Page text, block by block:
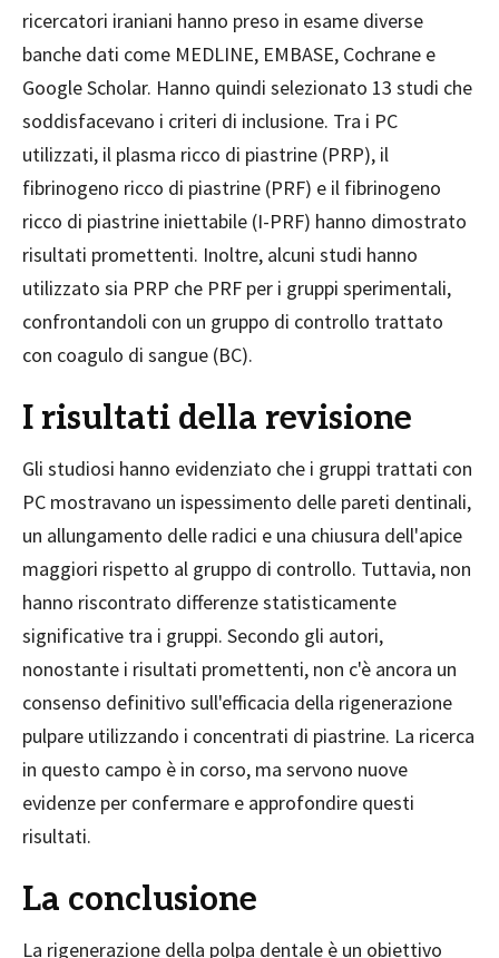
ricercatori iraniani hanno preso in esame diverse
banche dati come MEDLINE, EMBASE, Cochrane e
Google Scholar. Hanno quindi selezionato 13 studi che
soddisfacevano i criteri di inclusione. Tra i PC
utilizzati, il plasma ricco di piastrine (PRP), il
fibrinogeno ricco di piastrine (PRF) e il fibrinogeno
ricco di piastrine iniettabile (I-PRF) hanno dimostrato
risultati promettenti. Inoltre, alcuni studi hanno
utilizzato sia PRP che PRF per i gruppi sperimentali,
confrontandoli con un gruppo di controllo trattato
con coagulo di sangue (BC).
I risultati della revisione
Gli studiosi hanno evidenziato che i gruppi trattati con
PC mostravano un ispessimento delle pareti dentinali,
un allungamento delle radici e una chiusura dell'apice
maggiori rispetto al gruppo di controllo. Tuttavia, non
hanno riscontrato differenze statisticamente
significative tra i gruppi. Secondo gli autori,
nonostante i risultati promettenti, non c'è ancora un
consenso definitivo sull'efficacia della rigenerazione
pulpare utilizzando i concentrati di piastrine. La ricerca
in questo campo è in corso, ma servono nuove
evidenze per confermare e approfondire questi
risultati.
La conclusione
La rigenerazione della polpa dentale è un obiettivo